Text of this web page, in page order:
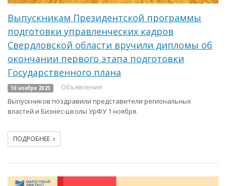
Выпускникам Президентской программы
подготовки управленческих кадров
Свердловской области вручили дипломы об
окончании первого этапа подготовки
Государственного плана
10 ноября 2025
Объявления
Выпускников поздравили представители региональных
властей и Бизнес-школы УрФУ 1 ноября.
ПОДРОБНЕЕ